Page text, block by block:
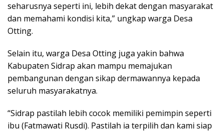
seharusnya seperti ini, lebih dekat dengan masyarakat
dan memahami kondisi kita,” ungkap warga Desa
Otting.
Selain itu, warga Desa Otting juga yakin bahwa
Kabupaten Sidrap akan mampu memajukan
pembangunan dengan sikap dermawannya kepada
seluruh masyarakatnya.
“Sidrap pastilah lebih cocok memiliki pemimpin seperti
ibu (Fatmawati Rusdi). Pastilah ia terpilih dan kami siap